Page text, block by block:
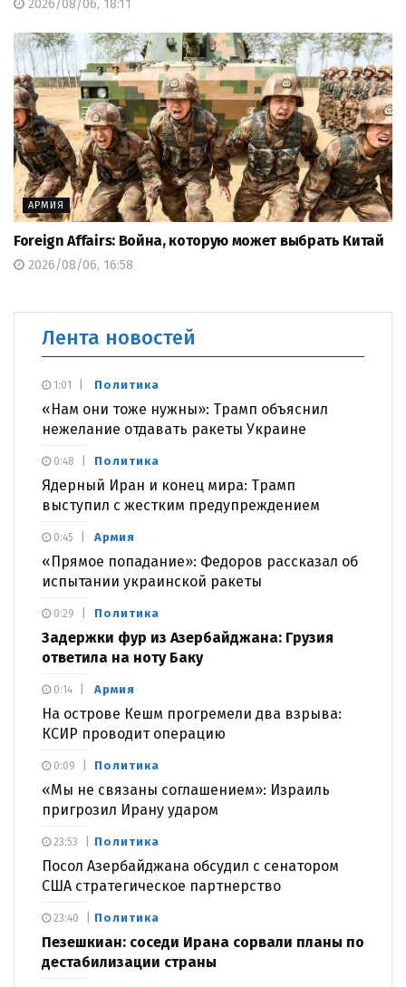
2026/08/06, 18:11
АРМИЯ
Foreign Affairs: Война, которую может выбрать Китай
2026/08/06, 16:58
Лента новостей
Политика
«Нам они тоже нужны»: Трамп объяснил
нежелание отдавать ракеты Украине
1:01
Политика
Ядерный Иран и конец мира: Трамп
выступил с жестким предупреждением
0:48
Армия
«Прямое попадание»: Федоров рассказал об
испытании украинской ракеты
0:45
Политика
Задержки фур из Азербайджана: Грузия
ответила на ноту Баку
0:29
Армия
На острове Кешм прогремели два взрыва:
КСИР проводит операцию
0:14
Политика
«Мы не связаны соглашением»: Израиль
пригрозил Ирану ударом
0:09
Политика
Посол Азербайджана обсудил с сенатором
США стратегическое партнерство
23:53
Политика
Пезешкиан: соседи Ирана сорвали планы по
дестабилизации страны
23:40